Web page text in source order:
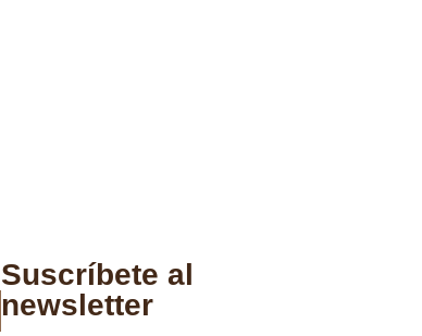
Suscríbete al
newsletter